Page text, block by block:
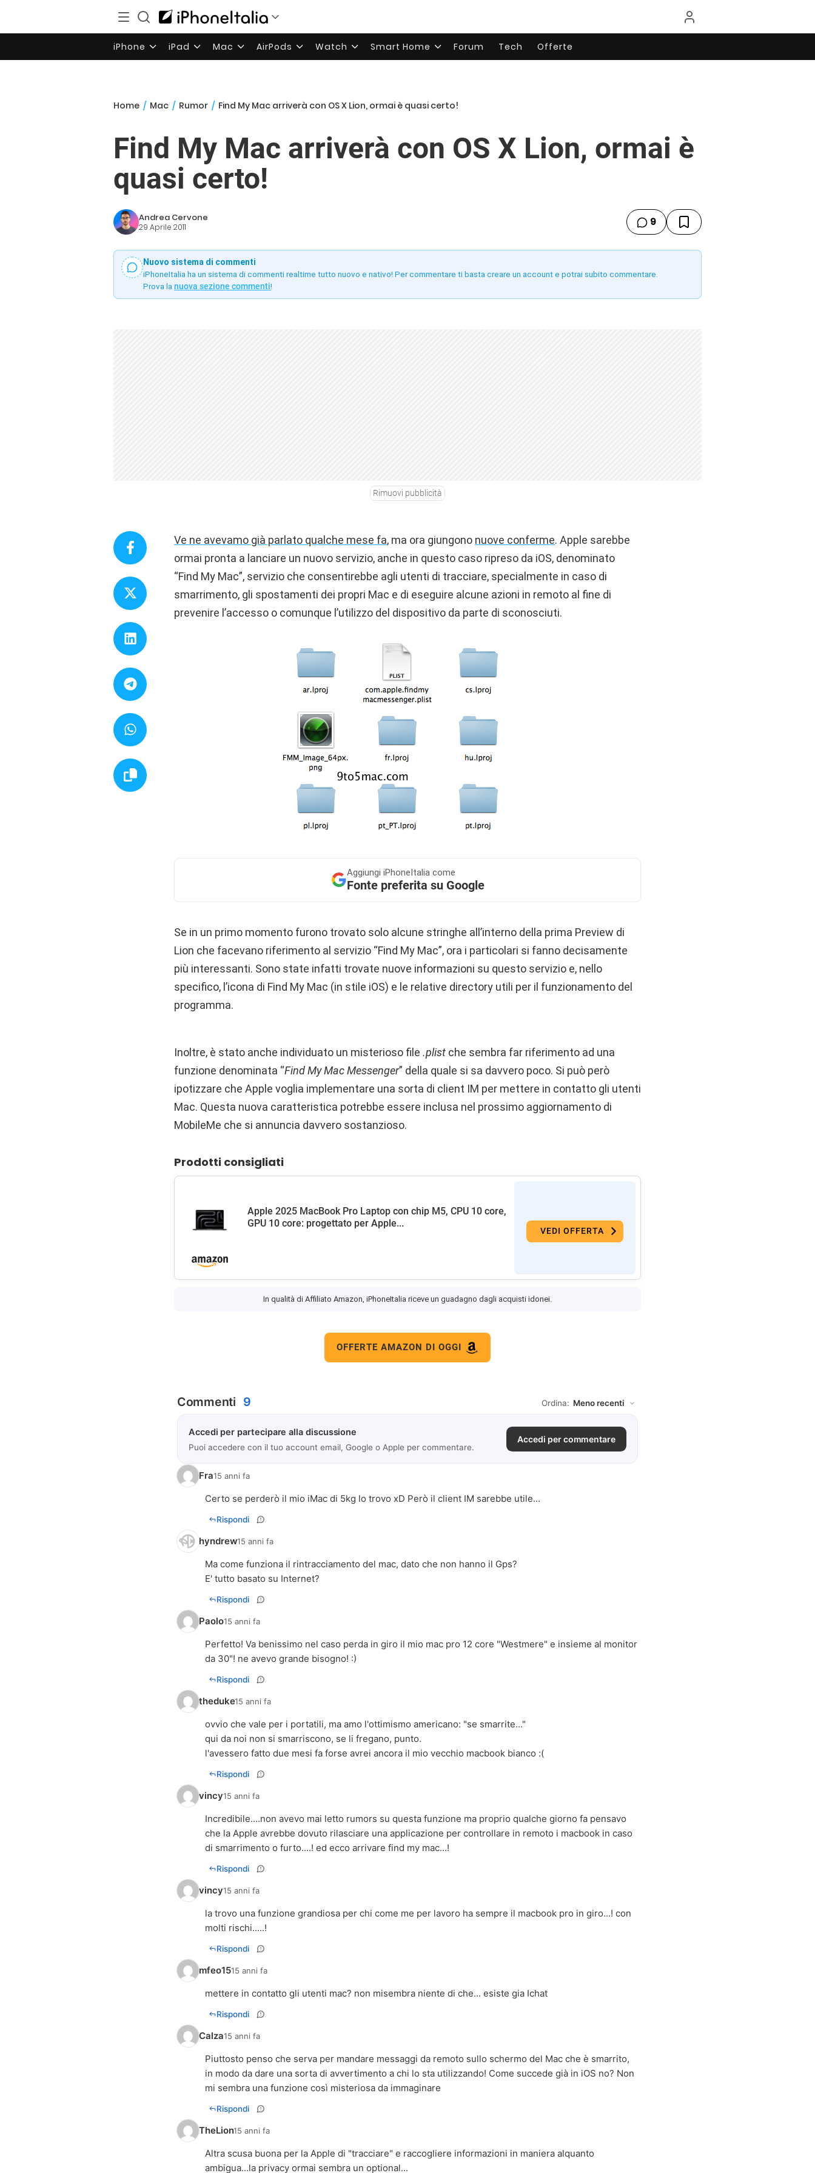
iPhone iPad Mac AirPods Watch Smart Home Forum Tech Offerte
Home / Mac / Rumor / Find My Mac arriverà con OS X Lion, ormai è quasi certo!
Find My Mac arriverà con OS X Lion, ormai è
quasi certo!
Andrea Cervone
29 Aprile 2011 9
Nuovo sistema di commenti
iPhoneItalia ha un sistema di commenti realtime tutto nuovo e nativo! Per commentare ti basta creare un account e potrai subito commentare.
Prova la nuova sezione commenti!
Rimuovi pubblicità
Ve ne avevamo già parlato qualche mese fa, ma ora giungono nuove conferme. Apple sarebbe
ormai pronta a lanciare un nuovo servizio, anche in questo caso ripreso da iOS, denominato
“Find My Mac”, servizio che consentirebbe agli utenti di tracciare, specialmente in caso di
smarrimento, gli spostamenti dei propri Mac e di eseguire alcune azioni in remoto al fine di
prevenire l’accesso o comunque l’utilizzo del dispositivo da parte di sconosciuti.
Aggiungi iPhoneItalia come
Fonte preferita su Google
Se in un primo momento furono trovato solo alcune stringhe all’interno della prima Preview di
Lion che facevano riferimento al servizio “Find My Mac”, ora i particolari si fanno decisamente
più interessanti. Sono state infatti trovate nuove informazioni su questo servizio e, nello
specifico, l’icona di Find My Mac (in stile iOS) e le relative directory utili per il funzionamento del
programma.
Inoltre, è stato anche individuato un misterioso file .plist che sembra far riferimento ad una
funzione denominata “Find My Mac Messenger” della quale si sa davvero poco. Si può però
ipotizzare che Apple voglia implementare una sorta di client IM per mettere in contatto gli utenti
Mac. Questa nuova caratteristica potrebbe essere inclusa nel prossimo aggiornamento di
MobileMe che si annuncia davvero sostanzioso.
Prodotti consigliati
Apple 2025 MacBook Pro Laptop con chip M5, CPU 10 core,
GPU 10 core: progettato per Apple...
VEDI OFFERTA
In qualità di Affiliato Amazon, iPhoneItalia riceve un guadagno dagli acquisti idonei.
OFFERTE AMAZON DI OGGI
Commenti 9 Ordina:
Accedi per partecipare alla discussione
Puoi accedere con il tuo account email, Google o Apple per commentare.
Accedi per commentare
Fra15 anni fa
Certo se perderò il mio iMac di 5kg lo trovo xD Però il client IM sarebbe utile...
Rispondi
hyndrew15 anni fa
Ma come funziona il rintracciamento del mac, dato che non hanno il Gps?
E' tutto basato su Internet?
Rispondi
Paolo15 anni fa
Perfetto! Va benissimo nel caso perda in giro il mio mac pro 12 core "Westmere" e insieme al monitor
da 30"! ne avevo grande bisogno! :)
Rispondi
theduke15 anni fa
ovvio che vale per i portatili, ma amo l'ottimismo americano: "se smarrite..."
qui da noi non si smarriscono, se li fregano, punto.
l'avessero fatto due mesi fa forse avrei ancora il mio vecchio macbook bianco :(
Rispondi
vincy15 anni fa
Incredibile....non avevo mai letto rumors su questa funzione ma proprio qualche giorno fa pensavo
che la Apple avrebbe dovuto rilasciare una applicazione per controllare in remoto i macbook in caso
di smarrimento o furto....! ed ecco arrivare find my mac...!
Rispondi
vincy15 anni fa
la trovo una funzione grandiosa per chi come me per lavoro ha sempre il macbook pro in giro...! con
molti rischi.....!
Rispondi
mfeo1515 anni fa
mettere in contatto gli utenti mac? non misembra niente di che... esiste gia Ichat
Rispondi
Calza15 anni fa
Piuttosto penso che serva per mandare messaggi da remoto sullo schermo del Mac che è smarrito,
in modo da dare una sorta di avvertimento a chi lo sta utilizzando! Come succede già in iOS no? Non
mi sembra una funzione così misteriosa da immaginare
Rispondi
TheLion15 anni fa
Altra scusa buona per la Apple di "tracciare" e raccogliere informazioni in maniera alquanto
ambigua...la privacy ormai sembra un optional...